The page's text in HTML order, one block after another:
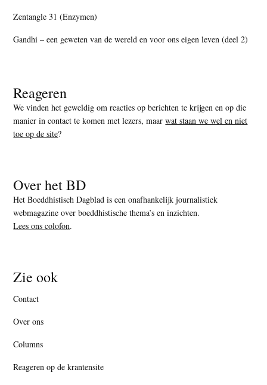
Zentangle 31 (Enzymen)
Gandhi – een geweten van de wereld en voor ons eigen leven (deel 2)
Reageren
We vinden het geweldig om reacties op berichten te krijgen en op die
manier in contact te komen met lezers, maarwat staan we wel en niet
toe op de site?
Over het BD
Het Boeddhistisch Dagblad is een onafhankelijk journalistiek
webmagazine over boeddhistische thema’s en inzichten.
Lees ons colofon.
Zie ook
Contact
Over ons
Columns
Reageren op de krantensite